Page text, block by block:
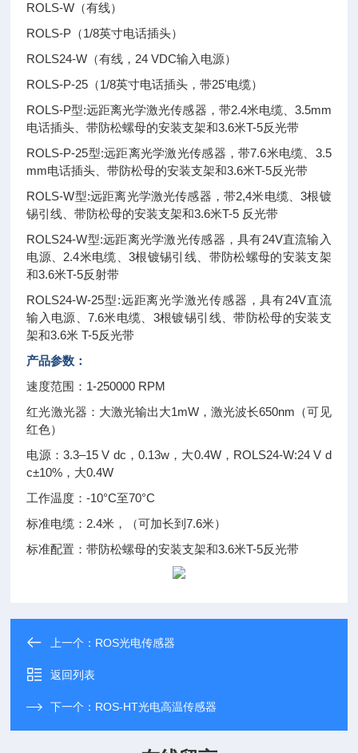
ROLS-W（有线）
ROLS-P（1/8英寸电话插头）
ROLS24-W（有线，24 VDC输入电源）
ROLS-P-25（1/8英寸电话插头，带25'电缆）
ROLS-P型:远距离光学激光传感器，带2.4米电缆、3.5mm
电话插头、带防松螺母的安装支架和3.6米T-5反光带
ROLS-P-25型:远距离光学激光传感器，带7.6米电缆、3.5
mm电话插头、带防松母的安装支架和3.6米T-5反光带
ROLS-W型:远距离光学激光传感器，带2,4米电缆、3根镀
锡引线、带防松母的安装支架和3.6米T-5 反光带
ROLS24-W型:远距离光学激光传感器，具有24V直流输入
电源、2.4米电缆、3根镀锡引线、带防松螺母的安装支架
和3.6米T-5反射带
ROLS24-W-25型:远距离光学激光传感器，具有24V直流
输入电源、7.6米电缆、3根镀锡引线、带防松母的安装支
架和3.6米 T-5反光带
产品参数：
速度范围：1-250000 RPM
红光激光器：大激光输出大1mW，激光波长650nm（可见
红色）
电源：3.3–15 V dc，0.13w，大0.4W，ROLS24-W:24 V d
c±10%，大0.4W
工作温度：-10°C至70°C
标准电缆：2.4米，（可加长到7.6米）
标准配置：带防松螺母的安装支架和3.6米T-5反光带
上一个： ROS光电传感器
返回列表
下一个： ROS-HT光电高温传感器